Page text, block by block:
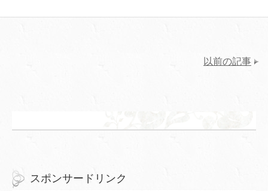
以前の記事
スポンサードリンク